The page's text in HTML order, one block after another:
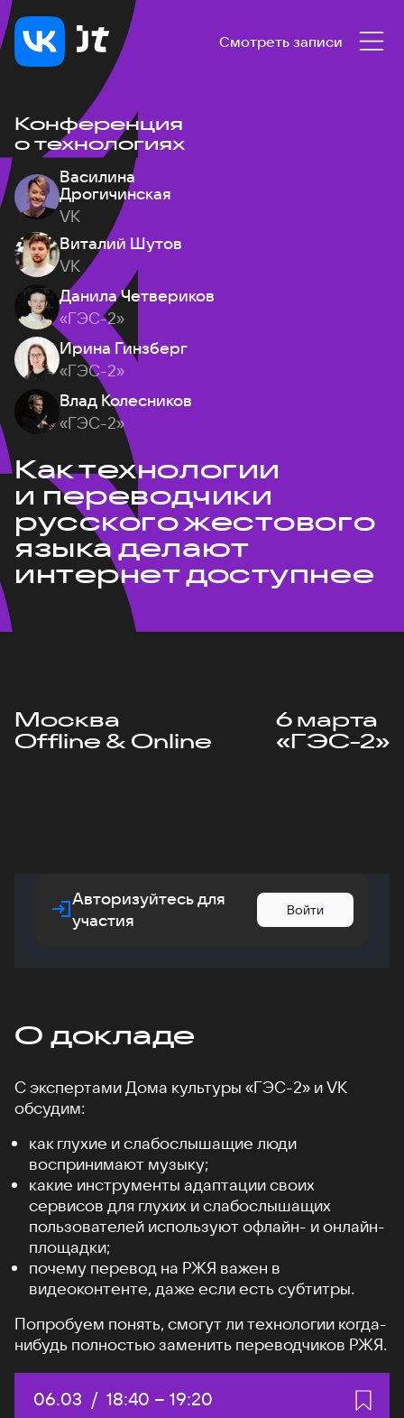
Смотреть записи
Конференция
о технологиях
Василина
Дрогичинская
VK
Виталий Шутов
VK
Данила Четвериков
«ГЭС-2»
Ирина Гинзберг
«ГЭС-2»
Влад Колесников
«ГЭС-2»
Как технологии
и переводчики
русского жестового
языка делают
интернет доступнее
Москва
Offline & Online
6 марта
«ГЭС-2»
Авторизуйтесь для
участия
Войти
О докладе
С экспертами Дома культуры «ГЭС-2» и VK
обсудим:
как глухие и слабослышащие люди
воспринимают музыку;
какие инструменты адаптации своих
сервисов для глухих и слабослышащих
пользователей используют офлайн- и онлайн-
площадки;
почему перевод на РЖЯ важен в
видеоконтенте, даже если есть субтитры.
Попробуем понять, смогут ли технологии когда-
нибудь полностью заменить переводчиков РЖЯ.
Дата:
06.03 / Начало:
18:40 – Конец:
19:20